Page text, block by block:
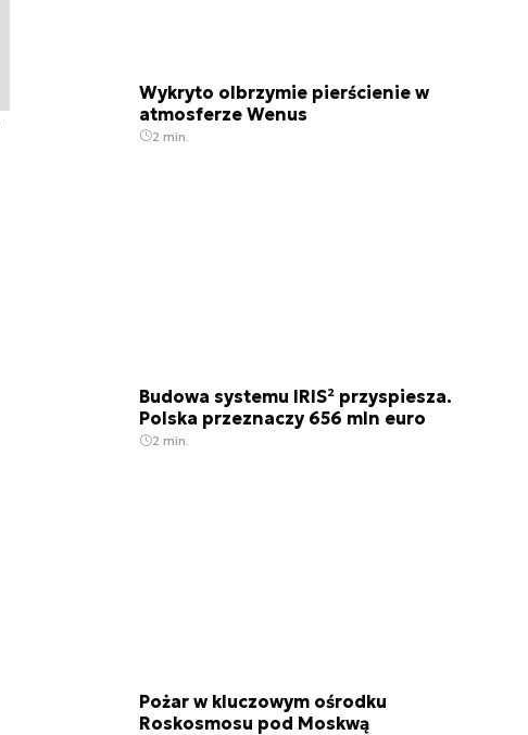
Wykryto olbrzymie pierścienie w
atmosferze Wenus
2 min.
Budowa systemu IRIS² przyspiesza.
Polska przeznaczy 656 mln euro
2 min.
Pożar w kluczowym ośrodku
Roskosmosu pod Moskwą